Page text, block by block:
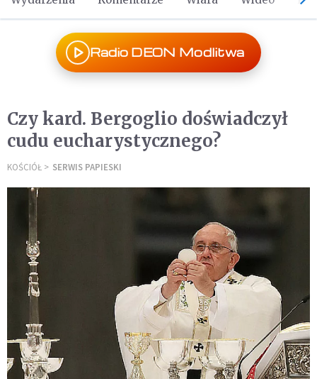
Radio DEON Modlitwa
Czy kard. Bergoglio doświadczył
cudu eucharystycznego?
KOŚCIÓŁ SERWIS PAPIESKI